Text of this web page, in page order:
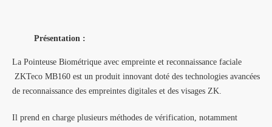
Présentation :
La Pointeuse Biométrique avec empreinte et reconnaissance faciale
ZKTeco MB160 est un produit innovant doté des technologies avancées
de reconnaissance des empreintes digitales et des visages ZK.
Il prend en charge plusieurs méthodes de vérification, notamment